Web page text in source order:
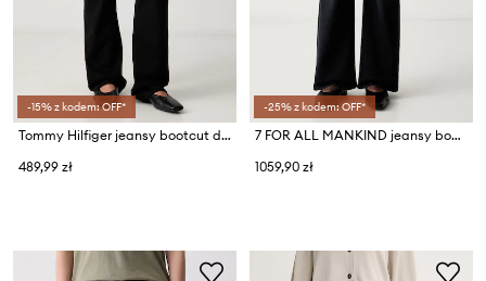
-15% z kodem: OFF*
Tommy Hilfiger jeansy bootcut damskie
489,99 zł
-25% z kodem: OFF*
7 FOR ALL MANKIND jeansy bootcut damskie
1059,90 zł